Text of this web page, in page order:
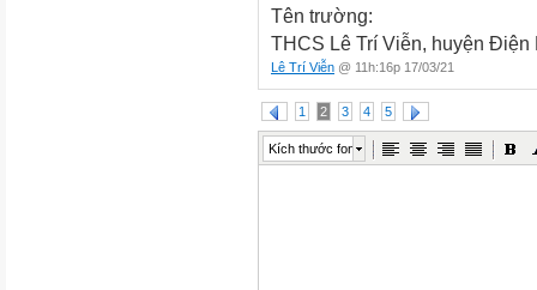
Tên trường:
THCS Lê Trí Viễn, huyện Điện
Lê Trí Viễn @ 11h:16p 17/03/21
1 2 3 4 5
Kích thước font